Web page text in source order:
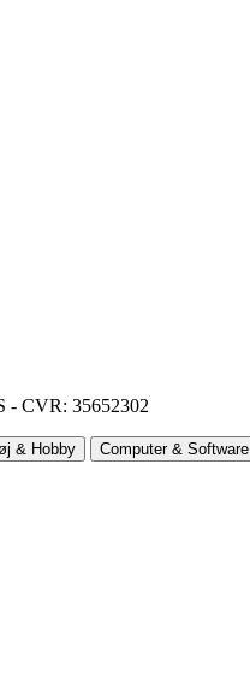
- CVR: 35652302
& Hobby Computer & Software